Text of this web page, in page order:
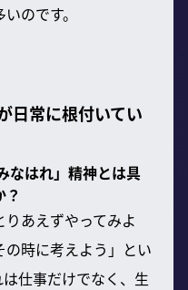
のです。
日常に根付いてい
なはれ」精神とは具
あえずやってみよ
時に考えよう」とい
仕事だけでなく、生